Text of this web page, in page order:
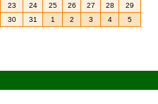
23
24 25 26 27 28
29
30
31 1 2 3 4 5